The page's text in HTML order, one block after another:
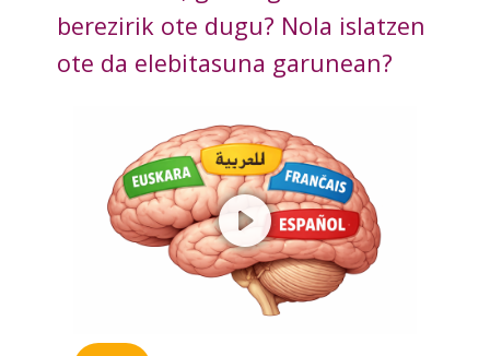
berezirik ote dugu? Nola islatzen
ote da elebitasuna garunean?